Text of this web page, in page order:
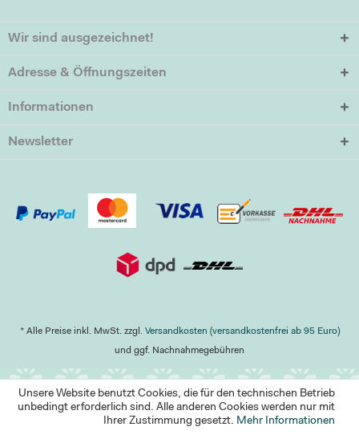
Wir sind ausgezeichnet!
Adresse & Öffnungszeiten
Informationen
Newsletter
* Alle Preise inkl. MwSt. zzgl. Versandkosten (versandkostenfrei ab 95 Euro)
und ggf. Nachnahmegebühren
Unsere Website benutzt Cookies, die für den technischen Betrieb
unbedingt erforderlich sind. Alle anderen Cookies werden nur mit
Ihrer Zustimmung gesetzt. Mehr Informationen